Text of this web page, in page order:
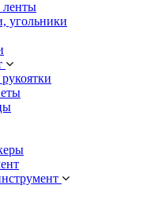
ленты
угольники